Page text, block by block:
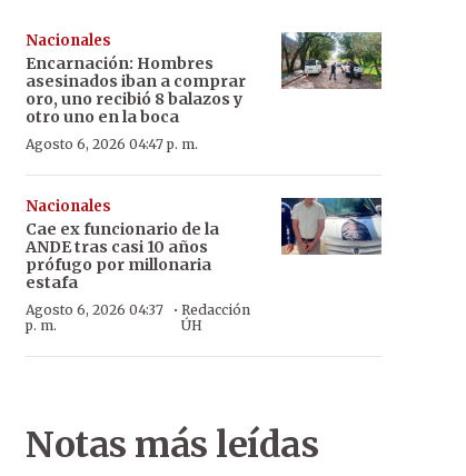
Nacionales
Encarnación: Hombres
asesinados iban a comprar
oro, uno recibió 8 balazos y
otro uno en la boca
Agosto 6, 2026 04:47 p. m.
Nacionales
Cae ex funcionario de la
ANDE tras casi 10 años
prófugo por millonaria
estafa
Agosto 6, 2026 04:37
p. m.
· Redacción
ÚH
Notas más leídas